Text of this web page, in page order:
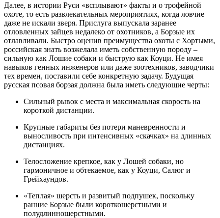
Далее, в истории Руси «всплывают» факты и о трофейной
охоте, то есть развлекательных мероприятиях, когда ловчие
даже не искали зверя. Прислуга выпускала заранее
отловленных зайцев недалеко от охотников, а Борзые их
отлавливали. Быстро оценив преимущества охоты с Хортыми,
российская знать возжелала иметь собственную породу –
сильную как Лошие собаки и быструю как Коуци. Не имея
навыков генных инженеров или даже зоотехников, заводчики
тех времен, поставили себе конкретную задачу. Будущая
русская псовая борзая должна была иметь следующие черты:
Сильный рывок с места и максимальная скорость на
короткой дистанции.
Крупные габариты без потери маневренности и
выносливость при интенсивных «скачках» на длинных
дистанциях.
Телосложение крепкое, как у Лошей собаки, но
гармоничное и обтекаемое, как у Коуци, Салюг и
Грейхаундов.
«Теплая» шерсть и развитый подпушек, поскольку
ранние Борзые были короткошерстными и
полудлинношерстными.